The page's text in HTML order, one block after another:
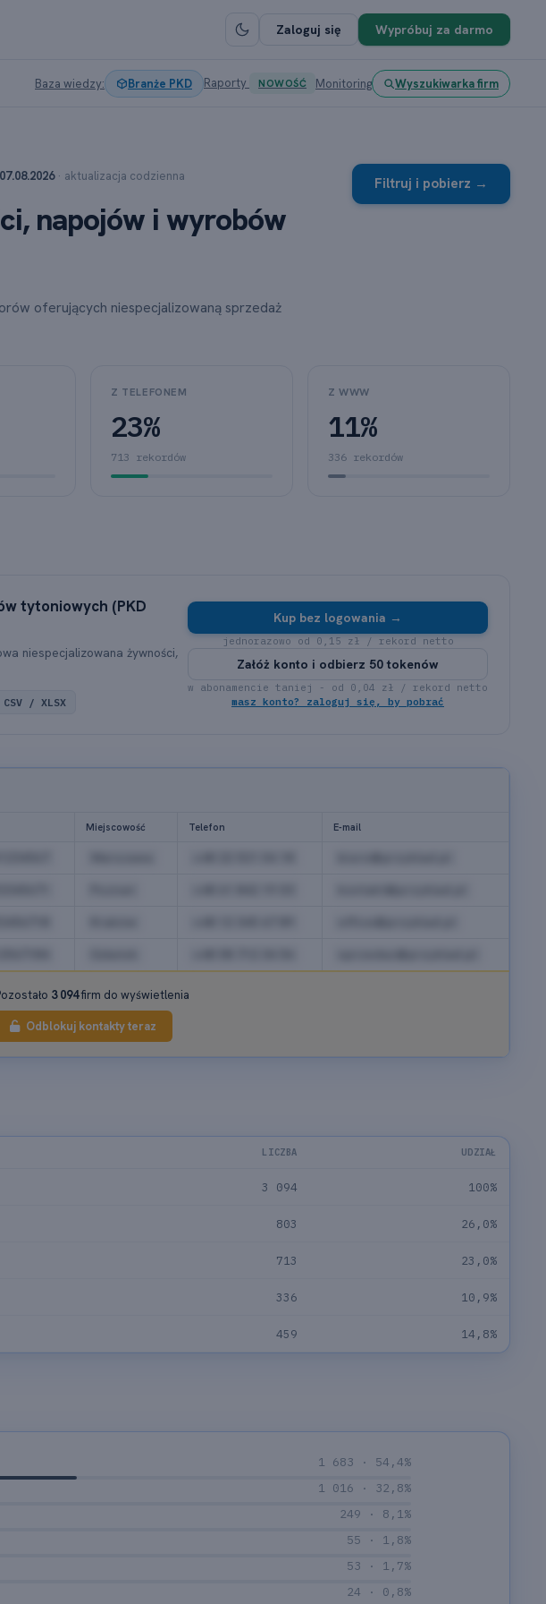
Zaloguj się Wypróbuj za darmo
Baza wiedzy: Branże PKD Raporty NOWOŚĆ Monitoring Wyszukiwarka firm
07.08.2026· aktualizacja codzienna
napojów i wyrobów
oferujących niespecjalizowaną sprzedaż
Filtruj i pobierz →
Z TELEFONEM
23%
713 rekordów
Z WWW
11%
336 rekordów
tytoniowych (PKD
niespecjalizowana żywności,
CSV / XLSX
Kup bez logowania →
jednorazowo od 0,15 zł / rekord netto
Załóż konto i odbierz 50 tokenów
w abonamencie taniej - od 0,04 zł / rekord netto
masz konto? zaloguj się, by pobrać
Miejscowość Telefon E-mail
3 094firm do wyświetlenia
Odblokuj kontakty teraz
LICZBA UDZIAŁ
3 094 100%
803 26,0%
713 23,0%
336 10,9%
459 14,8%
1 683 · 54,4%
1 016 · 32,8%
249 · 8,1%
55 · 1,8%
53 · 1,7%
24 · 0,8%